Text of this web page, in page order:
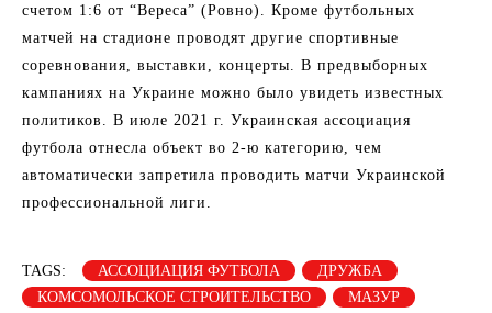
счетом 1:6 от “Вереса” (Ровно). Кроме футбольных
матчей на стадионе проводят другие спортивные
соревнования, выставки, концерты. В предвыборных
кампаниях на Украине можно было увидеть известных
политиков. В июле 2021 г. Украинская ассоциация
футбола отнесла объект во 2-ю категорию, чем
автоматически запретила проводить матчи Украинской
профессиональной лиги.
TAGS: АССОЦИАЦИЯ ФУТБОЛА
ДРУЖБА
КОМСОМОЛЬСКОЕ СТРОИТЕЛЬСТВО
МАЗУР